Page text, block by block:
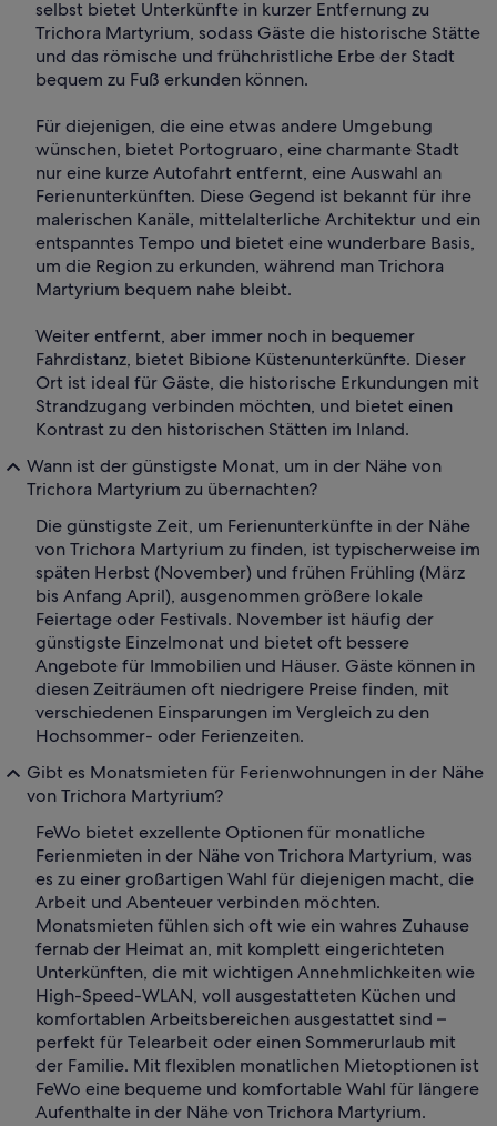
selbst bietet Unterkünfte in kurzer Entfernung zu
Trichora Martyrium, sodass Gäste die historische Stätte
und das römische und frühchristliche Erbe der Stadt
bequem zu Fuß erkunden können.
Für diejenigen, die eine etwas andere Umgebung
wünschen, bietet Portogruaro, eine charmante Stadt
nur eine kurze Autofahrt entfernt, eine Auswahl an
Ferienunterkünften. Diese Gegend ist bekannt für ihre
malerischen Kanäle, mittelalterliche Architektur und ein
entspanntes Tempo und bietet eine wunderbare Basis,
um die Region zu erkunden, während man Trichora
Martyrium bequem nahe bleibt.
Weiter entfernt, aber immer noch in bequemer
Fahrdistanz, bietet Bibione Küstenunterkünfte. Dieser
Ort ist ideal für Gäste, die historische Erkundungen mit
Strandzugang verbinden möchten, und bietet einen
Kontrast zu den historischen Stätten im Inland.
Wann ist der günstigste Monat, um in der Nähe von
Trichora Martyrium zu übernachten?
Die günstigste Zeit, um Ferienunterkünfte in der Nähe
von Trichora Martyrium zu finden, ist typischerweise im
späten Herbst (November) und frühen Frühling (März
bis Anfang April), ausgenommen größere lokale
Feiertage oder Festivals. November ist häufig der
günstigste Einzelmonat und bietet oft bessere
Angebote für Immobilien und Häuser. Gäste können in
diesen Zeiträumen oft niedrigere Preise finden, mit
verschiedenen Einsparungen im Vergleich zu den
Hochsommer- oder Ferienzeiten.
Gibt es Monatsmieten für Ferienwohnungen in der Nähe
von Trichora Martyrium?
FeWo bietet exzellente Optionen für monatliche
Ferienmieten in der Nähe von Trichora Martyrium, was
es zu einer großartigen Wahl für diejenigen macht, die
Arbeit und Abenteuer verbinden möchten.
Monatsmieten fühlen sich oft wie ein wahres Zuhause
fernab der Heimat an, mit komplett eingerichteten
Unterkünften, die mit wichtigen Annehmlichkeiten wie
High-Speed-WLAN, voll ausgestatteten Küchen und
komfortablen Arbeitsbereichen ausgestattet sind –
perfekt für Telearbeit oder einen Sommerurlaub mit
der Familie. Mit flexiblen monatlichen Mietoptionen ist
FeWo eine bequeme und komfortable Wahl für längere
Aufenthalte in der Nähe von Trichora Martyrium.